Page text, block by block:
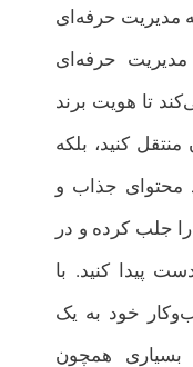
به مدیریت حرفه‌ای
مدیریت حرفه‌ای
تا هویت برند
کنید، بلکه
محتوای جذاب و
را جلب کرده و در
پیدا کنید. با
خود به یک
بسیاری همچون